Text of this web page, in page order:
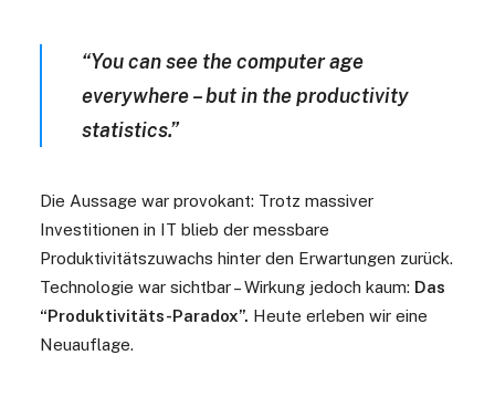
“You can see the computer age
everywhere – but in the productivity
statistics.”
Die Aussage war provokant: Trotz massiver
Investitionen in IT blieb der messbare
Produktivitätszuwachs hinter den Erwartungen zurück.
Technologie war sichtbar – Wirkung jedoch kaum: Das
“Produktivitäts-Paradox”. Heute erleben wir eine
Neuauflage.